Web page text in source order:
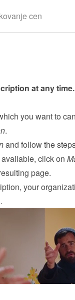
cen
at any time.
you want to
.
and follow the
click on
page.
your